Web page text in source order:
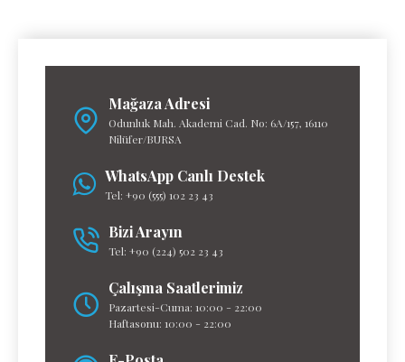
Mağaza Adresi
Odunluk Mah. Akademi Cad. No: 6A/157, 16110
Nilüfer/BURSA
WhatsApp Canlı Destek
Tel: +90 (555) 102 23 43
Bizi Arayın
Tel: +90 (224) 502 23 43
Çalışma Saatlerimiz
Pazartesi-Cuma: 10:00 - 22:00
Haftasonu: 10:00 - 22:00